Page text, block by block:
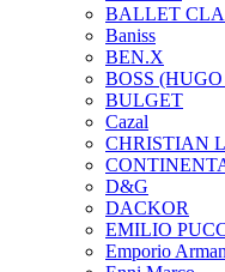
BALLET
Baniss
BEN.X
BOSS
BULGET
Cazal
CHRISTIAN
D&G
DACKOR
EMILIO
Emporio